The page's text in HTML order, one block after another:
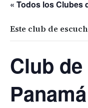
« Todos los Clubes
Este club de
Club
Panamá